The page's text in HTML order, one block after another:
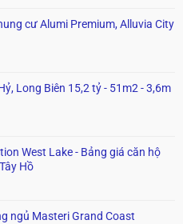
cư Alumi Premium, Alluvia City
Long Biên 15,2 tỷ - 51m2 - 3,6m
West Lake - Bảng giá căn hộ
Hồ
ngủ Masteri Grand Coast